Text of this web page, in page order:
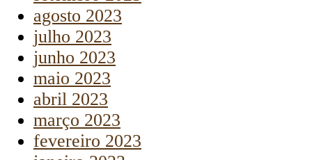
agosto 2023
julho 2023
junho 2023
maio 2023
abril 2023
março 2023
fevereiro 2023